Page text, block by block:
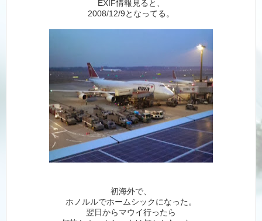
EXIF情報見ると、
2008/12/9となってる。
初海外で、
ホノルルでホームシックになった。
翌日からマウイ行ったら